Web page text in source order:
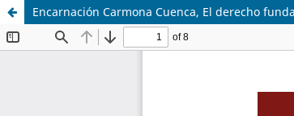
Encarnación Carmona Cuenca, El derecho